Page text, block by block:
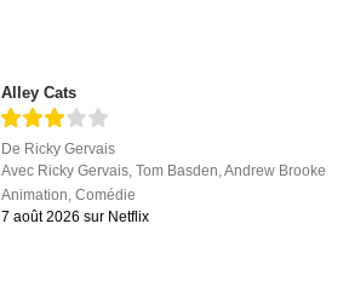
Alley Cats
De Ricky Gervais
Avec Ricky Gervais,Tom Basden,Andrew Brooke
Animation,Comédie
7 août 2026 sur Netflix